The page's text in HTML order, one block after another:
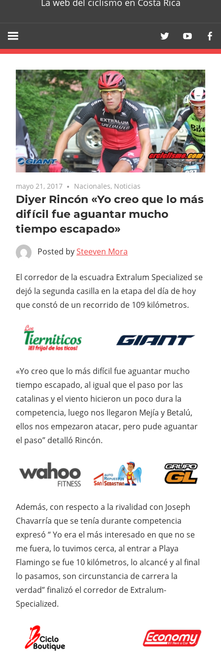
La web del ciclismo en Costa Rica
mayo 21, 2017 Nacionales, Noticias
Diyer Rincón «Yo creo que lo más
difícil fue aguantar mucho
tiempo escapado»
Posted bySteeven Mora
El corredor de la escuadra Extralum Specialized se
dejó la segunda casilla en la etapa del día de hoy
que constó de un recorrido de 109 kilómetros.
«Yo creo que lo más difícil fue aguantar mucho
tiempo escapado, al igual que el paso por las
catalinas y el viento hicieron un poco dura la
competencia, luego nos llegaron Mejía y Betalú,
ellos nos empezaron atacar, pero pude aguantar
el paso” detalló Rincón.
Además, con respecto a la rivalidad con Joseph
Chavarría que se tenía durante competencia
expresó “ Yo era el más interesado en que no se
me fuera, lo tuvimos cerca, al entrar a Playa
Flamingo se fue 10 kilómetros, lo alcancé y al final
lo pasamos, son circunstancia de carrera la
verdad” finalizó el corredor de Extralum-
Specialized.